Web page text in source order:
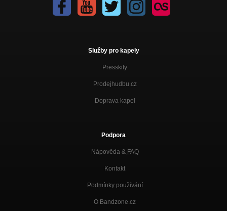
Služby pro kapely
Presskity
Prodejhudbu.cz
Doprava kapel
Podpora
Nápověda & FAQ
Kontakt
Podmínky používání
O Bandzone.cz